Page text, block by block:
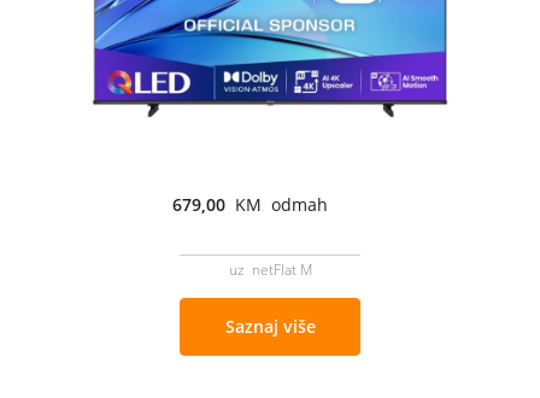
679,00 KM odmah
uz netFlat M
Saznaj više